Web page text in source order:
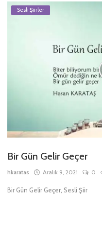
Sesli Şiirler
Bir Gün Gelir Geçer
hkaratas Aralık 9, 2021 0
Bir Gün Gelir Geçer, Sesli Şiir